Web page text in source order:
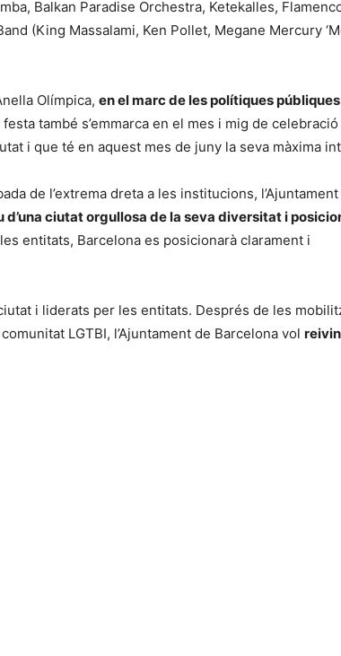
Balkan Paradise Orchestra, Ketekalles,
(King Massalami, Ken Pollet, Megane Mercury
Olímpica, en el marc de les polítiques
festa també s’emmarca en el mes i mig de celebració
i que té en aquest mes de juny la seva màxima
de l’extrema dreta a les institucions, l’Ajuntament
d’una ciutat orgullosa de la seva diversitat i
entitats, Barcelona es posicionarà clarament i
i liderats per les entitats. Després de les
LGTBI, l’Ajuntament de Barcelona vol